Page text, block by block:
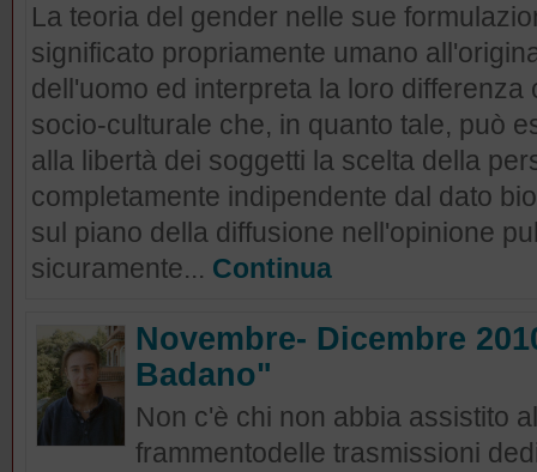
La teoria del gender nelle sue
significato propriamente umano
dell'uomo ed interpreta la loro differenza
socio-culturale che, in quanto tale, può
alla libertà dei soggetti la scelta della
completamente indipendente dal dato
sul piano della diffusione nell'opinione
sicuramente... Continua
Novembre- Dicembre
Badano"
Non c'è chi non abbia assistito
frammentodelle trasmissioni